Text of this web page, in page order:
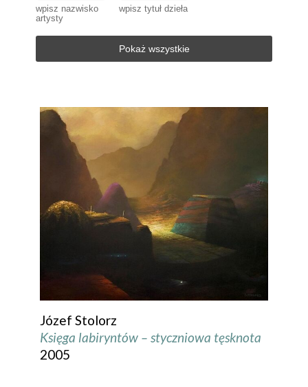
wpisz nazwisko
artysty
wpisz tytuł dzieła
Pokaż wszystkie
Józef Stolorz
Księga labiryntów – styczniowa tęsknota
2005